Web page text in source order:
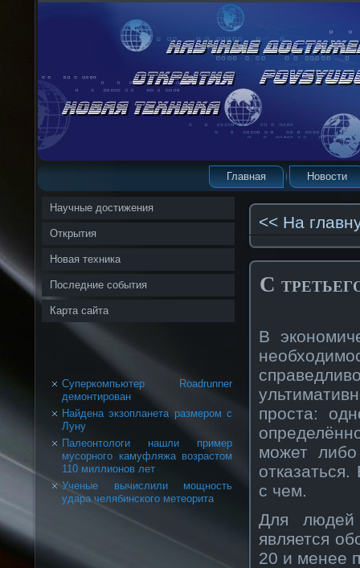
Главная Новости
Научные достижения
Открытия
Новая техника
Последние события
Карта сайта
Суперкомпьютер Roadrunner
демонтирован
Найдена экзопланета размером с
Луну
Палеонтологи нашли пример
мусорного камуфляжа возрастом
110 миллионов лет
Ученые вычислили мощность
удара челябинского метеорита
<< На
С
В
проста:
может
с чем.
Для людей
является
20 и менее